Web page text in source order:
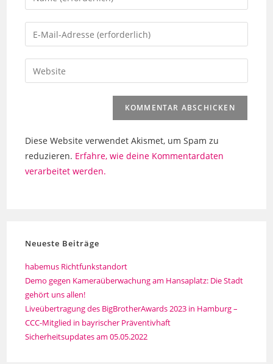
deinen
Namen
oder
zum
Kommentieren
Gib
deine
E-
Mail-
ein
Gib
deine
(optional)
Diese Website verwendet Akismet, um Spam zu
reduzieren. Erfahre, wie deine Kommentardaten
verarbeitet werden.
Neueste Beiträge
habemus Richtfunkstandort
Demo gegen Kameraüberwachung am Hansaplatz: Die Stadt
gehört uns allen!
Liveübertragung des BigBrotherAwards 2023 in Hamburg –
CCC-Mitglied in bayrischer Präventivhaft
Sicherheitsupdates am 05.05.2022